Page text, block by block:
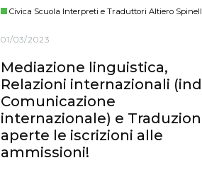
Civica Scuola Interpreti e Traduttori Altiero
01/03/2023
Mediazione linguistica,
Relazioni internazionali
Comunicazione
internazionale) e
aperte le iscrizioni alle
ammissioni!